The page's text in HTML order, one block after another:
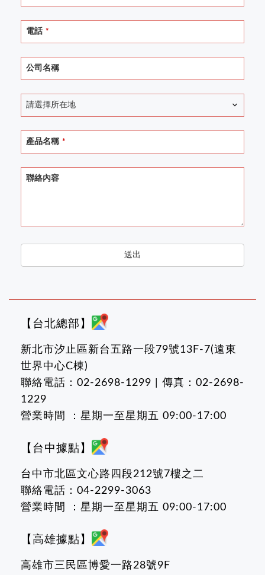
電話 *
公司名稱
請選擇所在地
產品名稱 *
聯絡內容
Contact
送出
【台北總部】
新北市汐止區新台五路一段79號13F-7(遠東
世界中心C棟)
聯絡電話：02-2698-1299 | 傳真：02-2698-
1229
營業時間 ：星期一至星期五 09:00-17:00
【台中據點】
台中市北區文心路四段212號7樓之二
聯絡電話：04-2299-3063
營業時間 ：星期一至星期五 09:00-17:00
【高雄據點】
高雄市三民區博愛一路28號9F